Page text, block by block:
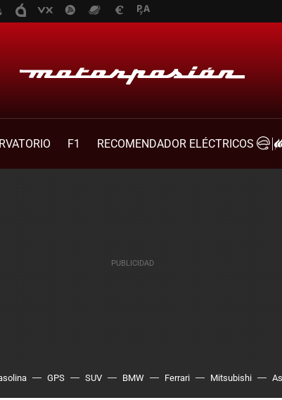
F1
RECOMENDADOR ELÉCTRICOS
GPS SUV BMW Ferrari Mitsubishi